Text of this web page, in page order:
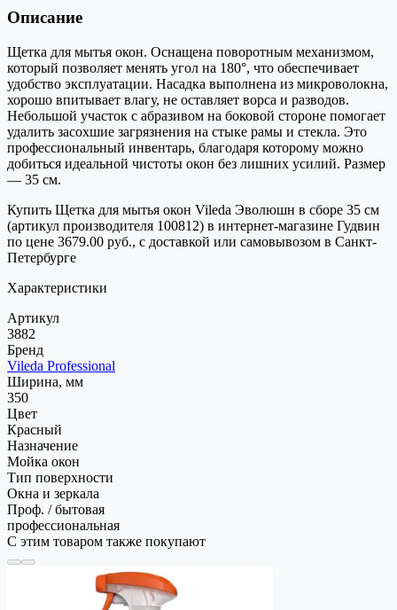
Описание
Щетка для мытья окон. Оснащена поворотным механизмом,
который позволяет менять угол на 180°, что обеспечивает
удобство эксплуатации. Насадка выполнена из микроволокна,
хорошо впитывает влагу, не оставляет ворса и разводов.
Небольшой участок с абразивом на боковой стороне помогает
удалить засохшие загрязнения на стыке рамы и стекла. Это
профессиональный инвентарь, благодаря которому можно
добиться идеальной чистоты окон без лишних усилий. Размер
— 35 см.
Купить Щетка для мытья окон Vileda Эволюшн в сборе 35 см
(артикул производителя 100812) в интернет-магазине Гудвин
по цене 3679.00 руб., с доставкой или самовывозом в Санкт-
Петербурге
Характеристики
Артикул
3882
Бренд
Vileda Professional
Ширина, мм
350
Цвет
Красный
Назначение
Мойка окон
Тип поверхности
Окна и зеркала
Проф. / бытовая
профессиональная
С этим товаром также покупают